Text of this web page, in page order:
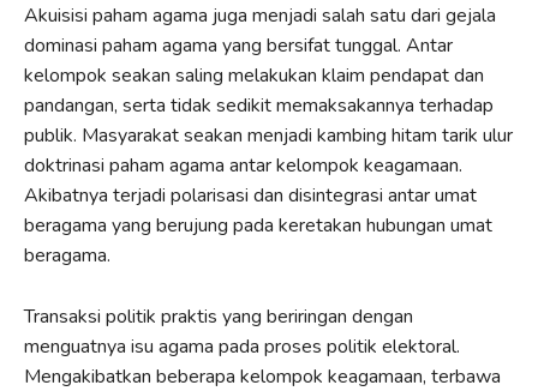
Akuisisi paham agama juga menjadi salah satu dari gejala
dominasi paham agama yang bersifat tunggal. Antar
kelompok seakan saling melakukan klaim pendapat dan
pandangan, serta tidak sedikit memaksakannya terhadap
publik. Masyarakat seakan menjadi kambing hitam tarik ulur
doktrinasi paham agama antar kelompok keagamaan.
Akibatnya terjadi polarisasi dan disintegrasi antar umat
beragama yang berujung pada keretakan hubungan umat
beragama.
Transaksi politik praktis yang beriringan dengan
menguatnya isu agama pada proses politik elektoral.
Mengakibatkan beberapa kelompok keagamaan, terbawa